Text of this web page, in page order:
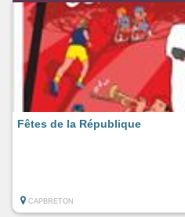
Fêtes de la République
CAPBRETON